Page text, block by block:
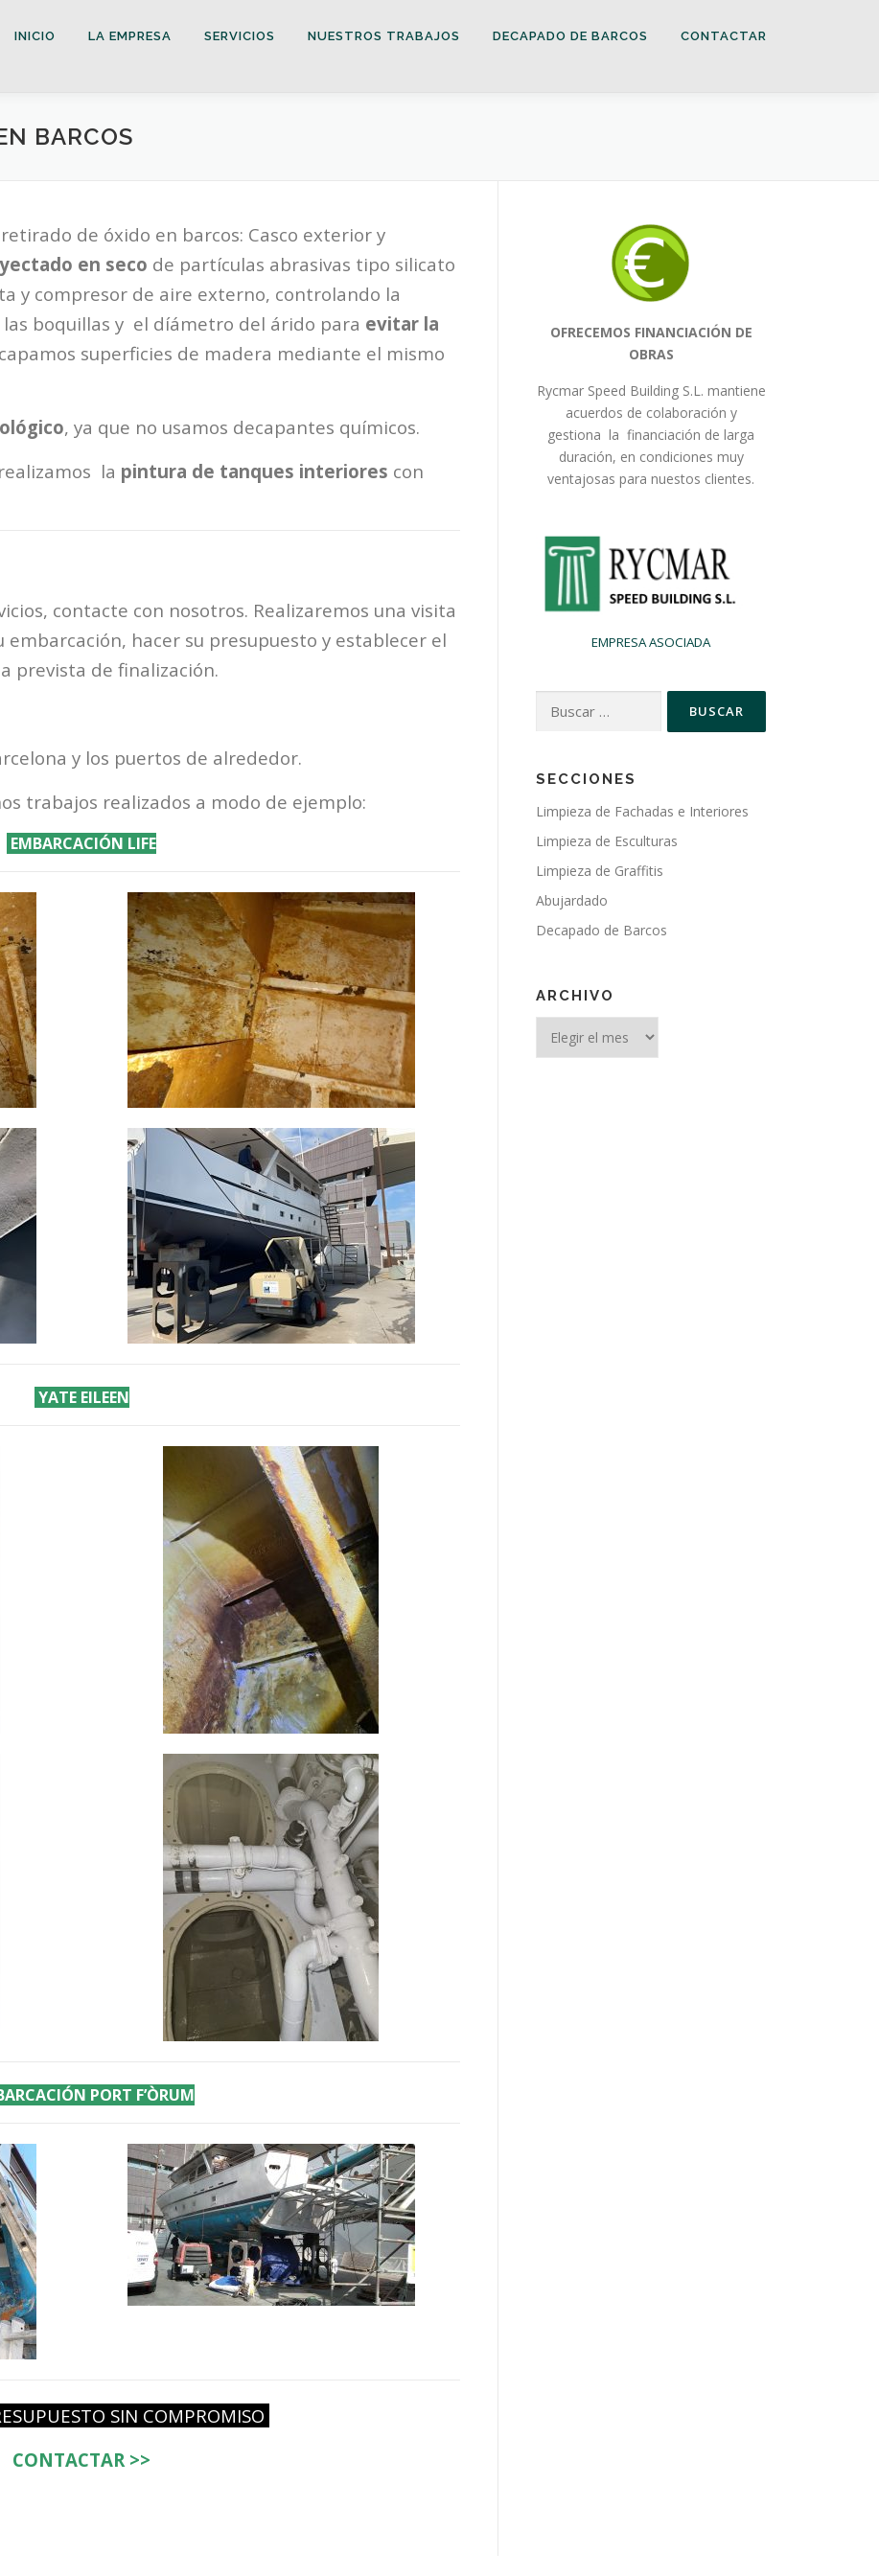
INICIO LA EMPRESA SERVICIOS NUESTROS TRABAJOS DECAPADO DE BARCOS CONTACTAR
BARCOS
de óxido en barcos: Casco exterior y
en seco de partículas abrasivas tipo silicato
y compresor de aire externo, controlando la
boquillas y el díámetro del árido para evitar la
superficies de madera mediante el mismo
, ya que no usamos decapantes químicos.
la pintura de tanques interiores con
contacte con nosotros. Realizaremos una visita
hacer su presupuesto y establecer el
prevista de finalización.
y los puertos de alrededor.
trabajos realizados a modo de ejemplo:
EMBARCACIÓN LIFE
YATE EILEEN
PORT F’ÒRUM
SIN COMPROMISO
CONTACTAR >>
OFRECEMOS FINANCIACIÓN DE
OBRAS
Rycmar Speed Building S.L. mantiene
acuerdos de colaboración y
gestiona la financiación de larga
duración, en condiciones muy
ventajosas para nuestos clientes.
EMPRESA ASOCIADA
SECCIONES
Limpieza de Fachadas e Interiores
Limpieza de Esculturas
Limpieza de Graffitis
Abujardado
Decapado de Barcos
ARCHIVO